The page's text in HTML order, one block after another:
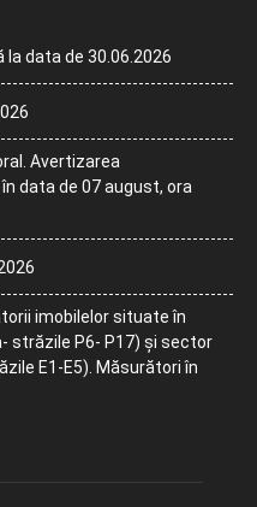
data de 30.06.2026
Avertizarea
data de 07 august, ora
imobilelor situate în
străzile P6- P17) și sector
E1-E5). Măsurători în